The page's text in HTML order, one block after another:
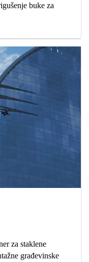
buke za
za staklene
građevinske